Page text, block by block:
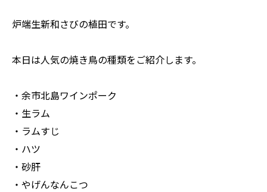
炉端生新和さびの植田です。
本日は人気の焼き鳥の種類をご紹介します。
・余市北島ワインポーク
・生ラム
・ラムすじ
・ハツ
・砂肝
・やげんなんこつ